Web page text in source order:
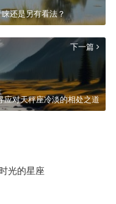
还是另有看法？
下一篇
应对天秤座冷淡的相处之道
光的星座